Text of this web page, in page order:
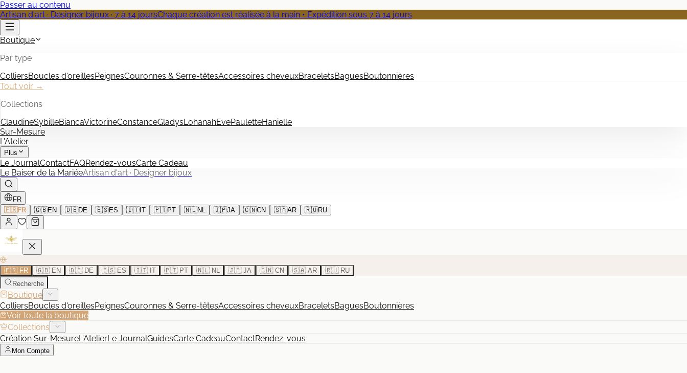
Passer au contenu
Artisan d'art · Designer bijoux · 7 à 14 joursChaque création est réalisée à la main • Expédition sous 7 à 14 jours
Boutique
Par type
ColliersBoucles d'oreillesPeignesCouronnes & Serre-têtesAccessoires cheveuxBraceletsBaguesBoutonnières
Tout voir →
Collections
ClaudineSybilleBiancaVictorineConstanceGladysLohanahEvePauletteHanielle
Sur-Mesure
L'Atelier
Plus
Le JournalContactFAQRendez-vousCarte Cadeau
Le Baiser de la MariéeArtisan d'art · Designer bijoux
FR
🇫🇷 FR 🇬🇧EN 🇩🇪DE 🇪🇸ES 🇮🇹IT 🇵🇹PT 🇳🇱NL 🇯🇵JA 🇨🇳CN 🇸🇦AR 🇷🇺RU
🇫🇷 FR 🇬🇧 EN 🇩🇪 DE 🇪🇸 ES 🇮🇹 IT 🇵🇹 PT 🇳🇱 NL 🇯🇵 JA 🇨🇳 CN 🇸🇦 AR
🇷🇺 RU
Recherche
Boutique
ColliersBoucles d'oreillesPeignesCouronnes & Serre-têtesAccessoires cheveuxBraceletsBaguesBoutonnières
Voir toute la boutique
Collections
Création Sur-MesureL'AtelierLe JournalGuidesCarte CadeauContactRendez-vous
Mon Compte